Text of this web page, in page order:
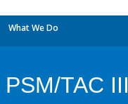
What We Do
PSM/TAC III